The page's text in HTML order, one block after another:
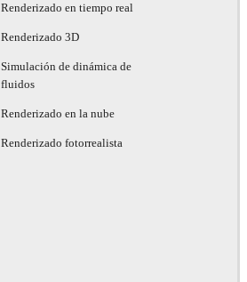
Renderizado en tiempo real
Renderizado 3D
Simulación de dinámica de
fluidos
Renderizado en la nube
Renderizado fotorrealista